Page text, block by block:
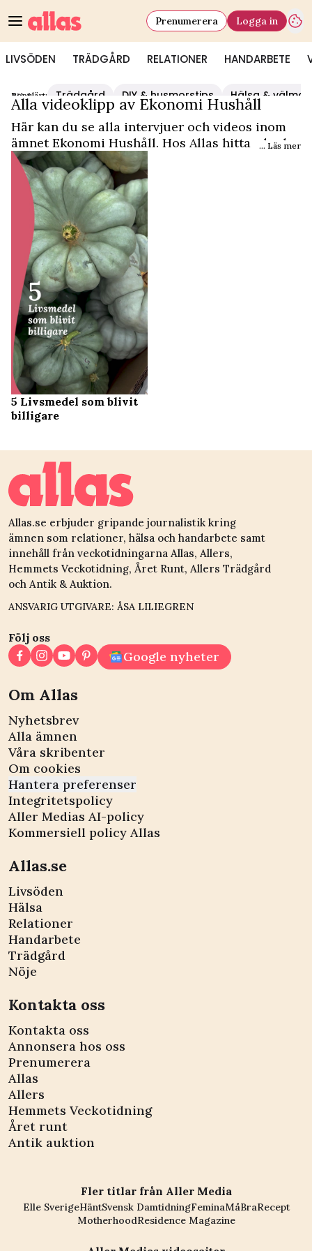
LIVSÖDEN TRÄDGÅRD RELATIONER HANDARBETE
Prenumerera Logga in
Populärt: Trädgård DIY & husmorstips Hälsa &
Video Start/Ekonomi Hushåll
Alla videoklipp av Ekonomi Hushåll
Här kan du se alla intervjuer och videos inom
ämnet Ekonomi Hushåll. Hos Allas hittar du det
och mycket mer.
... Läs mer
5 Livsmedel som blivit
billigare
Allas.se erbjuder gripande journalistik kring
ämnen som relationer, hälsa och handarbete samt
innehåll från veckotidningarna Allas, Allers,
Hemmets Veckotidning, Året Runt, Allers Trädgård
och Antik & Auktion.
ANSVARIG UTGIVARE: ÅSA LILIEGREN
Följ oss
Google nyheter
Om Allas
Nyhetsbrev
Alla ämnen
Våra skribenter
Om cookies
Hantera preferenser
Integritetspolicy
Aller Medias AI-policy
Kommersiell policy Allas
Allas.se
Livsöden
Hälsa
Relationer
Handarbete
Trädgård
Nöje
Kontakta oss
Kontakta oss
Annonsera hos oss
Prenumerera
Allas
Allers
Hemmets Veckotidning
Året runt
Antik auktion
Fler titlar från Aller Media
Elle SverigeHäntSvensk DamtidningFeminaMåBraRecept
MotherhoodResidence Magazine